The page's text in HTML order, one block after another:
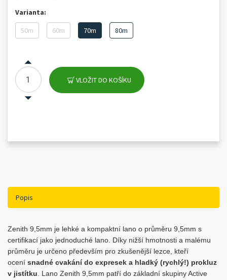
Varianta:
50m
60m 70m 80m
VLOŽIT DO KOŠÍKU
Popis
Zenith 9,5mm je lehké a kompaktní lano o průměru 9,5mm s
certifikací jako jednoduché lano. Díky nižší hmotnosti a malému
průměru je určeno především pro zkušenější lezce, kteří
ocení snadné cvakání do expresek a hladký (rychlý!) prokluz
v jistítku . Lano Zenith 9,5mm patří do základní skupiny Active